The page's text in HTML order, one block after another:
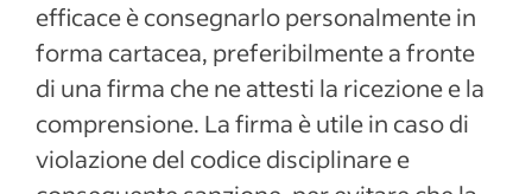
efficace è consegnarlo personalmente in
forma cartacea, preferibilmente a fronte
di una firma che ne attesti la ricezione e la
comprensione. La firma è utile in caso di
violazione del codice disciplinare e